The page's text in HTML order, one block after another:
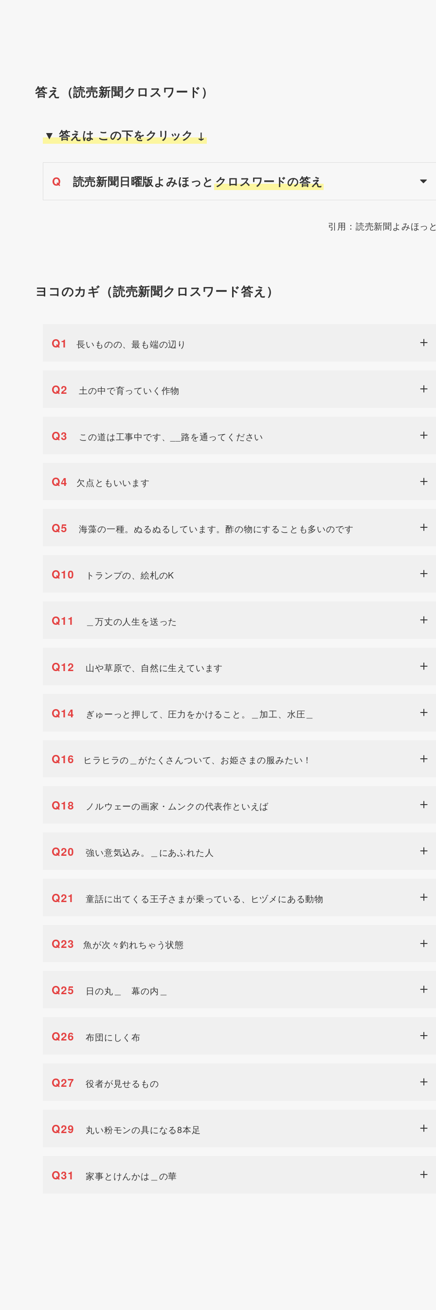
答え（読売新聞クロスワード）
▼ 答えは この下をクリック ↓
Q 読売新聞日曜版よみほっとクロスワードの答え
引用：読売新聞よみほっ
ヨコのカギ（読売新聞クロスワード答え）
Q1 長いものの、最も端の辺り
Q2 土の中で育っていく作物
Q3 この道は工事中です、__路を通ってください
Q4 欠点ともいいます
Q5 海藻の一種。ぬるぬるしています。酢の物にすることも多いのです
Q10 トランプの、絵札のK
Q11 ＿万丈の人生を送った
Q12 山や草原で、自然に生えています
Q14 ぎゅーっと押して、圧力をかけること。＿加工、水圧＿
Q16 ヒラヒラの＿がたくさんついて、お姫さまの服みたい！
Q18 ノルウェーの画家・ムンクの代表作といえば
Q20 強い意気込み。＿にあふれた人
Q21 童話に出てくる王子さまが乗っている、ヒヅメにある動物
Q23 魚が次々釣れちゃう状態
Q25 日の丸＿ 幕の内＿
Q26 布団にしく布
Q27 役者が見せるもの
Q29 丸い粉モンの具になる8本足
Q31 家事とけんかは＿の華